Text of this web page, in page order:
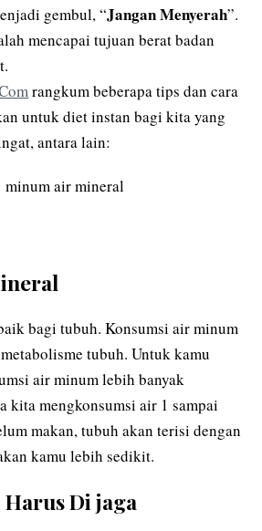
gembul, “Jangan Menyerah”.
mencapai tujuan berat badan
rangkum beberapa tips dan cara
untuk diet instan bagi kita yang
antara lain:
bagi tubuh. Konsumsi air minum
tubuh. Untuk kamu
air minum lebih banyak
kita mengkonsumsi air 1 sampai
makan, tubuh akan terisi dengan
kamu lebih sedikit.
Harus Di jaga